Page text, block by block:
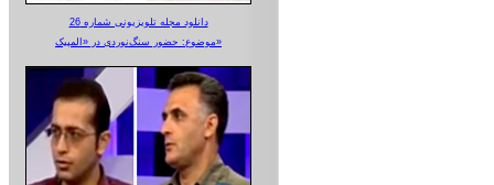
دانلود مجله تلویزیونی شماره 26
موضوع: حضور سنگ‌نوردی در «المپیک»